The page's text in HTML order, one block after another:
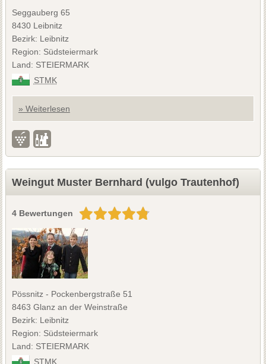
Seggauberg 65
8430 Leibnitz
Bezirk: Leibnitz
Region: Südsteiermark
Land: STEIERMARK
STMK
» Weiterlesen
Weingut Muster Bernhard (vulgo Trautenhof)
4 Bewertungen
Pössnitz - Pockenbergstraße 51
8463 Glanz an der Weinstraße
Bezirk: Leibnitz
Region: Südsteiermark
Land: STEIERMARK
STMK